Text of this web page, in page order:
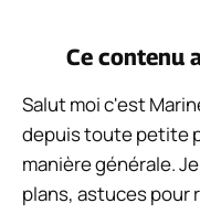
Ce contenu
Salut moi c'est
depuis toute petite
manière générale.
plans, astuces pour